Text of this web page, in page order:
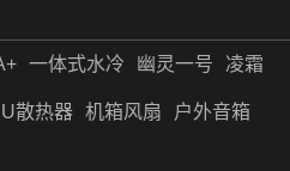
公示
一体式水冷 幽灵一号 凌霜
散热器 机箱风扇 户外音箱